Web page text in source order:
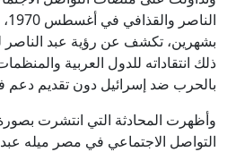
بشهرين، تكشف عن رؤية عبد الناصر
ذلك انتقاداته للدول العربية
بالحرب ضد إسرائيل دون تقديم دعم
وأظهرت المحادثة التي انتشرت
التواصل الاجتماعي في مصر ميله عبد